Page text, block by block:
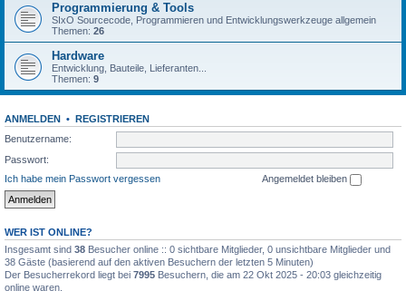
Programmierung & Tools
SIxO Sourcecode, Programmieren und Entwicklungswerkzeuge allgemein
Themen: 26
Hardware
Entwicklung, Bauteile, Lieferanten...
Themen: 9
ANMELDEN • REGISTRIEREN
Benutzername:
Passwort:
Ich habe mein Passwort vergessen
Angemeldet bleiben
WER IST ONLINE?
Insgesamt sind 38 Besucher online :: 0 sichtbare Mitglieder, 0 unsichtbare Mitglieder und
38 Gäste (basierend auf den aktiven Besuchern der letzten 5 Minuten)
Der Besucherrekord liegt bei 7995 Besuchern, die am 22 Okt 2025 - 20:03 gleichzeitig
online waren.